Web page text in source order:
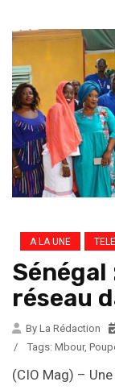
A LA UNE
Sénégal
réseau
By La Rédaction
/
Tags: Mbour,
(CIO Mag) –